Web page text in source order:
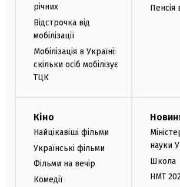
річних
Відстрочка від
мобілізації
Мобілізація в Україні:
скільки осіб мобілізує
ТЦК
Пенсія
Кіно
Найцікавіші фільми
Українські фільми
Фільми на вечір
Комедії
науки
Школа
НМТ